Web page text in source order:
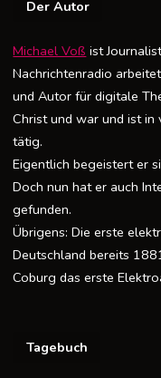
Der Autor
Michael Voß ist
Nachrichtenradio
und Autor für digitale
Christ und war und ist in
tätig.
Eigentlich begeistert er
Doch nun hat er auch
gefunden.
Übrigens: Die erste
Deutschland bereits
Coburg das erste
Tagebuch